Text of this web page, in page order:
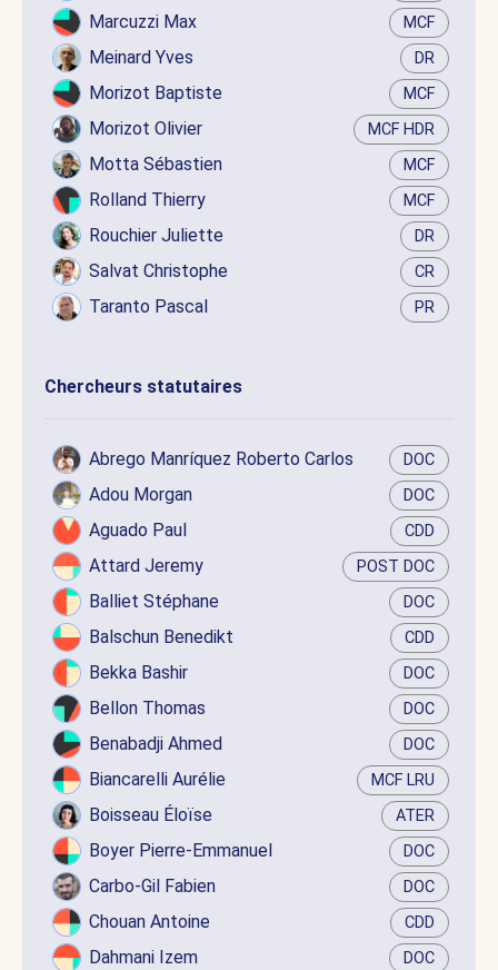
Marcuzzi Max MCF
Meinard Yves DR
Morizot Baptiste MCF
Morizot Olivier MCF HDR
Motta Sébastien MCF
Rolland Thierry MCF
Rouchier Juliette DR
Salvat Christophe CR
Taranto Pascal PR
Chercheurs statutaires
Abrego Manríquez Roberto Carlos DOC
Adou Morgan DOC
Aguado Paul CDD
Attard Jeremy POST DOC
Balliet Stéphane DOC
Balschun Benedikt CDD
Bekka Bashir DOC
Bellon Thomas DOC
Benabadji Ahmed DOC
Biancarelli Aurélie MCF LRU
Boisseau Éloïse ATER
Boyer Pierre-Emmanuel DOC
Carbo-Gil Fabien DOC
Chouan Antoine CDD
Dahmani Izem DOC